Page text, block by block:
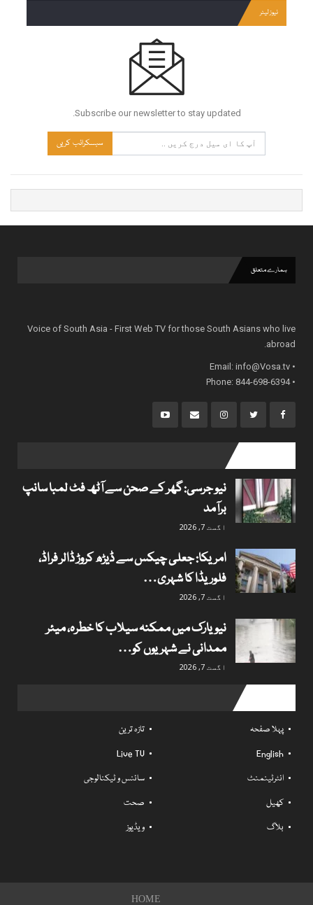
نیوز لیٹر
Subscribe our newsletter to stay updated.
سبسکرائب کریں
ہمارے متعلق
Voice of South Asia - First Web TV for those South Asians who live
abroad.
• Email:
info@Vosa.tv
• Phone: 844-698-6394
نیو جرسی: گھر کے صحن سے آٹھ فٹ لمبا سانپ
برآمد
اگست 7, 2026
امریکا: جعلی چیکس سے ڈیڑھ کروڑ ڈالر فراڈ،
فلوریڈا کا شہری…
اگست 7, 2026
نیویارک میں ممکنہ سیلاب کا خطرہ، میئر
ممدانی نے شہریوں کو…
اگست 7, 2026
پہلا صفحہ
تازہ ترین
English
Live TV
انٹرٹینمنٹ
سائنس و ٹیکنالوجی
کھیل
صحت
بلاگ
ویڈیوز
HOME